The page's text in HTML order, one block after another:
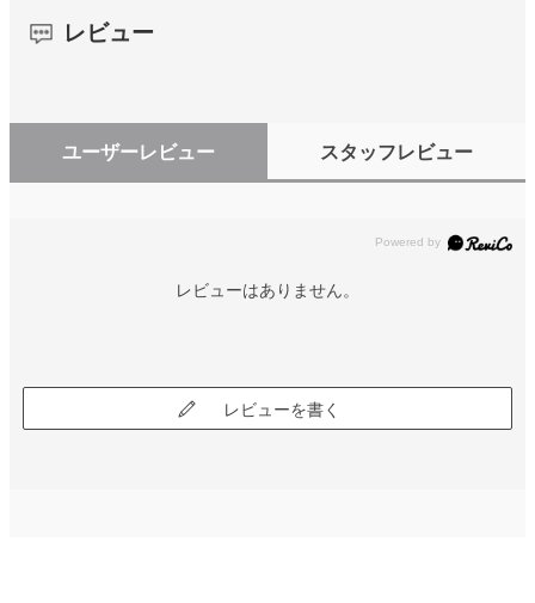
レビュー
ユーザーレビュー スタッフレビュー
レビューはありません。
レビューを書く